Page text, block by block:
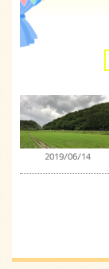
2019/06/14